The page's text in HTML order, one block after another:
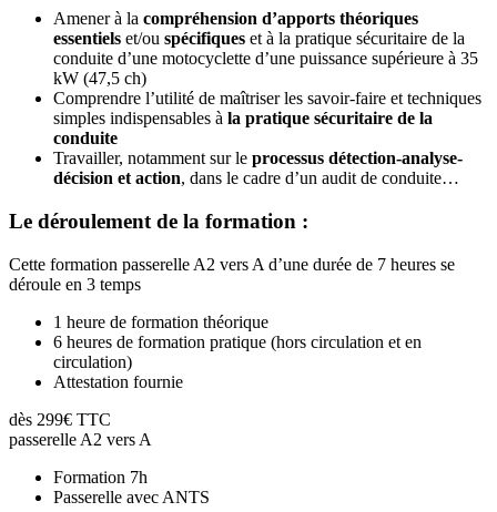
Amener à la compréhension d’apports théoriques
essentiels et/ou spécifiques et à la pratique sécuritaire de la
conduite d’une motocyclette d’une puissance supérieure à 35
kW (47,5 ch)
Comprendre l’utilité de maîtriser les savoir-faire et techniques
simples indispensables à la pratique sécuritaire de la
conduite
Travailler, notamment sur le processus détection-analyse-
décision et action, dans le cadre d’un audit de conduite…
Le déroulement de la formation :
Cette formation passerelle A2 vers A d’une durée de 7 heures se
déroule en 3 temps
1 heure de formation théorique
6 heures de formation pratique (hors circulation et en
circulation)
Attestation fournie
dès 299€ TTC
passerelle A2 vers A
Formation 7h
Passerelle avec ANTS